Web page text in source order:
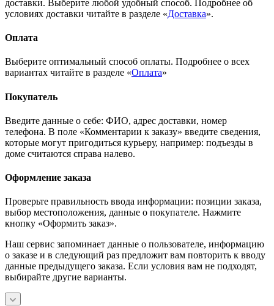
доставки. Выберите любой удобный способ. Подробнее об
условиях доставки читайте в разделе «Доставка».
Оплата
Выберите оптимальный способ оплаты. Подробнее о всех
вариантах читайте в разделе «Оплата»
Покупатель
Введите данные о себе: ФИО, адрес доставки, номер
телефона. В поле «Комментарии к заказу» введите сведения,
которые могут пригодиться курьеру, например: подъезды в
доме считаются справа налево.
Оформление заказа
Проверьте правильность ввода информации: позиции заказа,
выбор местоположения, данные о покупателе. Нажмите
кнопку «Оформить заказ».
Наш сервис запоминает данные о пользователе, информацию
о заказе и в следующий раз предложит вам повторить к вводу
данные предыдущего заказа. Если условия вам не подходят,
выбирайте другие варианты.